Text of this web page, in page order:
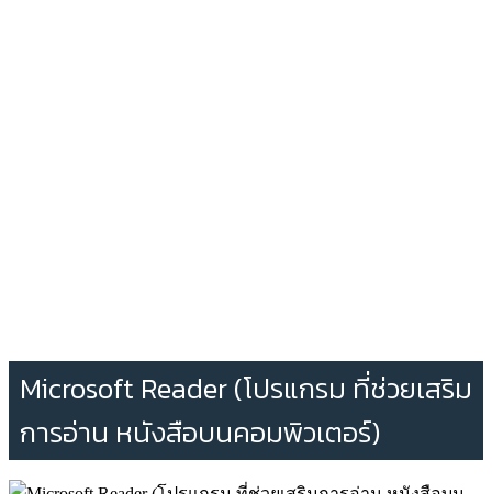
Microsoft Reader (โปรแกรม ที่ช่วยเสริม
การอ่าน หนังสือบนคอมพิวเตอร์)